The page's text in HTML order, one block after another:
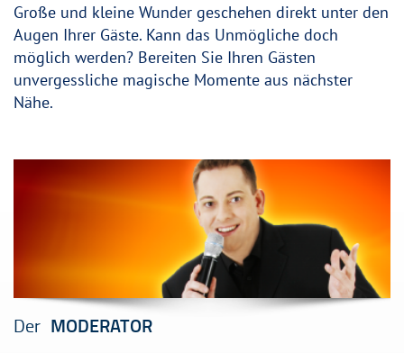
Große und kleine Wunder geschehen direkt unter den
Augen Ihrer Gäste. Kann das Unmögliche doch
möglich werden? Bereiten Sie Ihren Gästen
unvergessliche magische Momente aus nächster
Nähe.
Der MODERATOR